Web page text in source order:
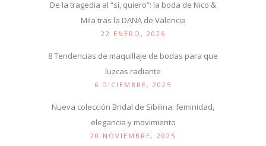
De la tragedia al “sí, quiero”: la boda de Nico &
Mila tras la DANA de Valencia
22 ENERO, 2026
8 Tendencias de maquillaje de bodas para que
luzcas radiante
6 DICIEMBRE, 2025
Nueva colección Bridal de Sibilina: feminidad,
elegancia y movimiento
20 NOVIEMBRE, 2025